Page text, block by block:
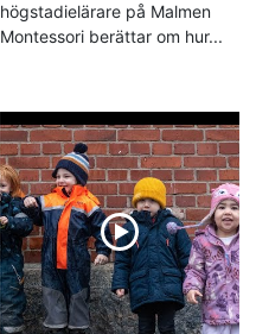
högstadielärare på Malmen
Montessori berättar om hur...